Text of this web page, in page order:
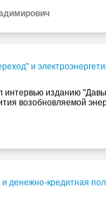
и
интервью изданию
возобновляемой
денежно-кредитная